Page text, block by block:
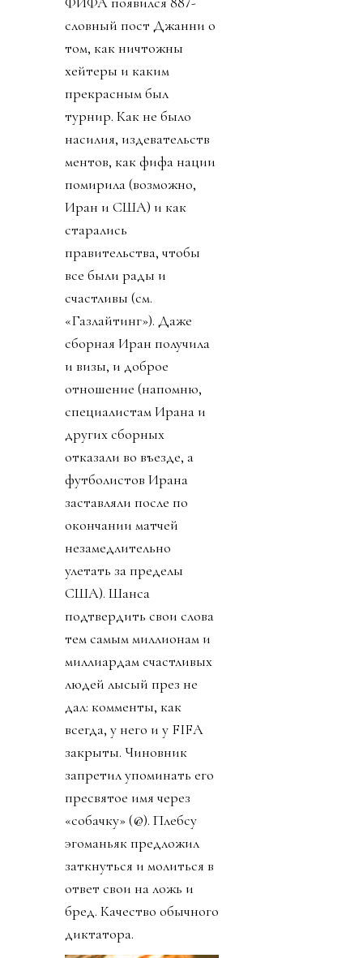
словный пост Джанни о
том, как ничтожны
хейтеры и каким
прекрасным был
турнир. Как не было
насилия, издевательств
ментов, как фифа нации
помирила (возможно,
Иран и США) и как
старались
правительства, чтобы
все были рады и
счастливы (см.
«Газлайтинг»). Даже
сборная Иран получила
и визы, и доброе
отношение (напомню,
специалистам Ирана и
других сборных
отказали во въезде, а
футболистов Ирана
заставляли после по
окончании матчей
незамедлительно
улетать за пределы
США). Шанса
подтвердить свои слова
тем самым миллионам и
миллиардам счастливых
людей лысый през не
дал: комменты, как
всегда, у него и у FIFA
закрыты. Чиновник
запретил упоминать его
пресвятое имя через
«собачку» (@). Плебсу
эгоманьяк предложил
заткнуться и молиться в
ответ свои на ложь и
бред. Качество обычного
диктатора.